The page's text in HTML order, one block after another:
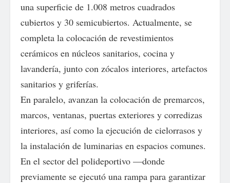
una superficie de 1.008 metros cuadrados
cubiertos y 30 semicubiertos. Actualmente, se
completa la colocación de revestimientos
cerámicos en núcleos sanitarios, cocina y
lavandería, junto con zócalos interiores, artefactos
sanitarios y griferías.
En paralelo, avanzan la colocación de premarcos,
marcos, ventanas, puertas exteriores y corredizas
interiores, así como la ejecución de cielorrasos y
la instalación de luminarias en espacios comunes.
En el sector del polideportivo —donde
previamente se ejecutó una rampa para garantizar